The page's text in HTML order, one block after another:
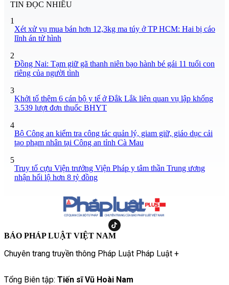
TIN ĐỌC NHIỀU
1
Xét xử vụ mua bán hơn 12,3kg ma túy ở TP HCM: Hai bị cáo
lĩnh án tử hình
2
Đồng Nai: Tạm giữ gã thanh niên bạo hành bé gái 11 tuổi con
riêng của người tình
3
Khởi tố thêm 6 cán bộ y tế ở Đắk Lắk liên quan vụ lập khống
3.539 lượt đơn thuốc BHYT
4
Bộ Công an kiểm tra công tác quản lý, giam giữ, giáo dục cải
tạo phạm nhân tại Công an tỉnh Cà Mau
5
Truy tố cựu Viện trưởng Viện Pháp y tâm thần Trung ương
nhận hối lộ hơn 8 tỷ đồng
BÁO PHÁP LUẬT VIỆT NAM
Chuyên trang truyền thông Pháp Luật Pháp Luật +
Tổng Biên tập: Tiến sĩ Vũ Hoài Nam